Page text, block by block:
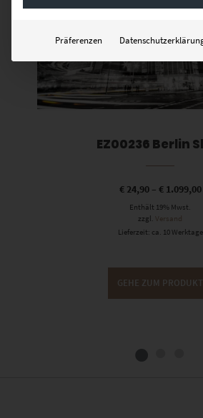
EZ00236 Berlin
€24,90– €1.099,00
Enthält 19% Mwst.
zzgl. Versand
Lieferzeit: ca. 10 Werktage
GEHE ZUM PRODUKT
Präferenzen